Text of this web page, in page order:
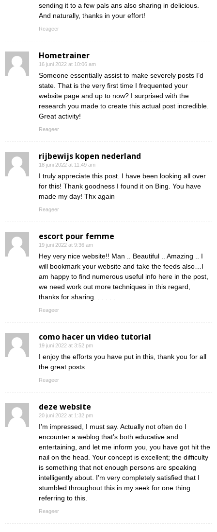
sending it to a few pals ans also sharing in delicious.
And naturally, thanks in your effort!
Reageer
Hometrainer
16 juni 2022 at 10:06 am
Someone essentially assist to make severely posts I’d
state. That is the very first time I frequented your
website page and up to now? I surprised with the
research you made to create this actual post incredible.
Great activity!
Reageer
rijbewijs kopen nederland
18 juni 2022 at 11:49 am
I truly appreciate this post. I have been looking all over
for this! Thank goodness I found it on Bing. You have
made my day! Thx again
Reageer
escort pour femme
19 juni 2022 at 9:36 am
Hey very nice website!! Man .. Beautiful .. Amazing .. I
will bookmark your website and take the feeds also…I
am happy to find numerous useful info here in the post,
we need work out more techniques in this regard,
thanks for sharing. . . . . .
Reageer
como hacer un video tutorial
19 juni 2022 at 3:52 pm
I enjoy the efforts you have put in this, thank you for all
the great posts.
Reageer
deze website
20 juni 2022 at 1:32 pm
I’m impressed, I must say. Actually not often do I
encounter a weblog that’s both educative and
entertaining, and let me inform you, you have got hit the
nail on the head. Your concept is excellent; the difficulty
is something that not enough persons are speaking
intelligently about. I’m very completely satisfied that I
stumbled throughout this in my seek for one thing
referring to this.
Reageer